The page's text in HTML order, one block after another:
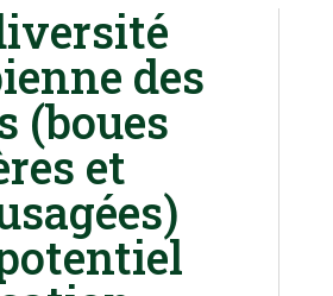
des
(boues
et